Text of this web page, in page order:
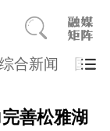
综合新闻 国医
善松雅湖